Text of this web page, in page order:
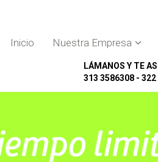
Inicio Nuestra Empresa
LÁMANOS Y TE
313 3586308 - 322
Ver Detalles